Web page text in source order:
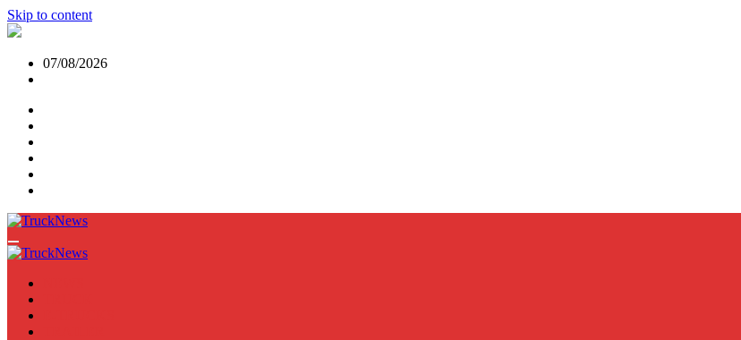
Skip to content
07/08/2026